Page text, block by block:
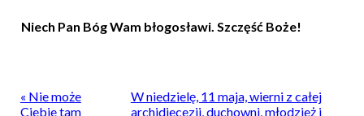
Niech Pan Bóg Wam błogosławi. Szczęść Boże!
« Nie może
Ciebie tam
W niedzielę, 11 maja, wierni z całej
archidiecezji, duchowni, młodzież i